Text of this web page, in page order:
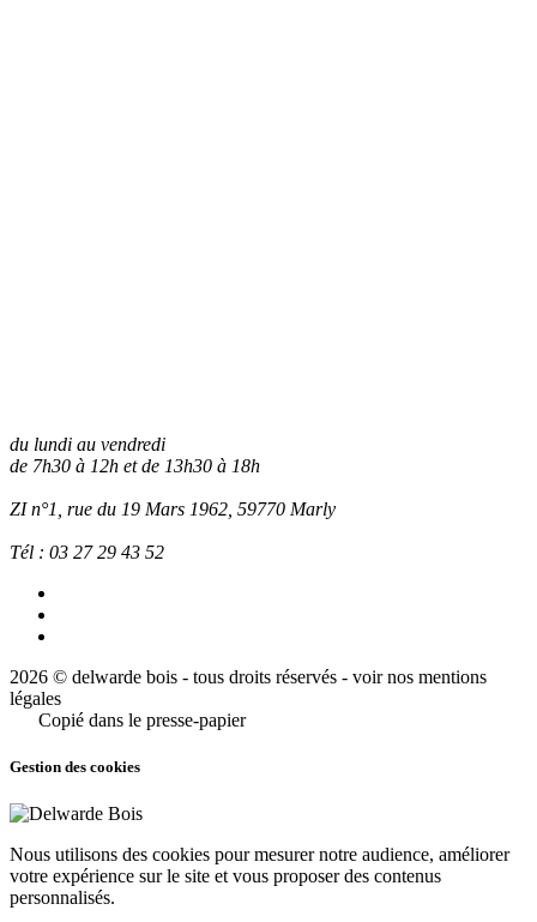
du lundi au vendredi
de 7h30 à 12h et de 13h30 à 18h
ZI n°1, rue du 19 Mars 1962, 59770 Marly
Tél : 03 27 29 43 52
2026 © delwarde bois - tous droits réservés - voir nos mentions
légales
Copié dans le presse-papier
Gestion des cookies
Nous utilisons des cookies pour mesurer notre audience, améliorer
votre expérience sur le site et vous proposer des contenus
personnalisés.